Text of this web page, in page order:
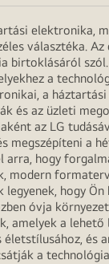
elektronika,
választéka. Az
birtoklásáról
a
a
és az üzleti
az LG
megszépíteni a
arra, hogy
modern
hogy
óvja
amelyek a lehető
életstílusához, és
a